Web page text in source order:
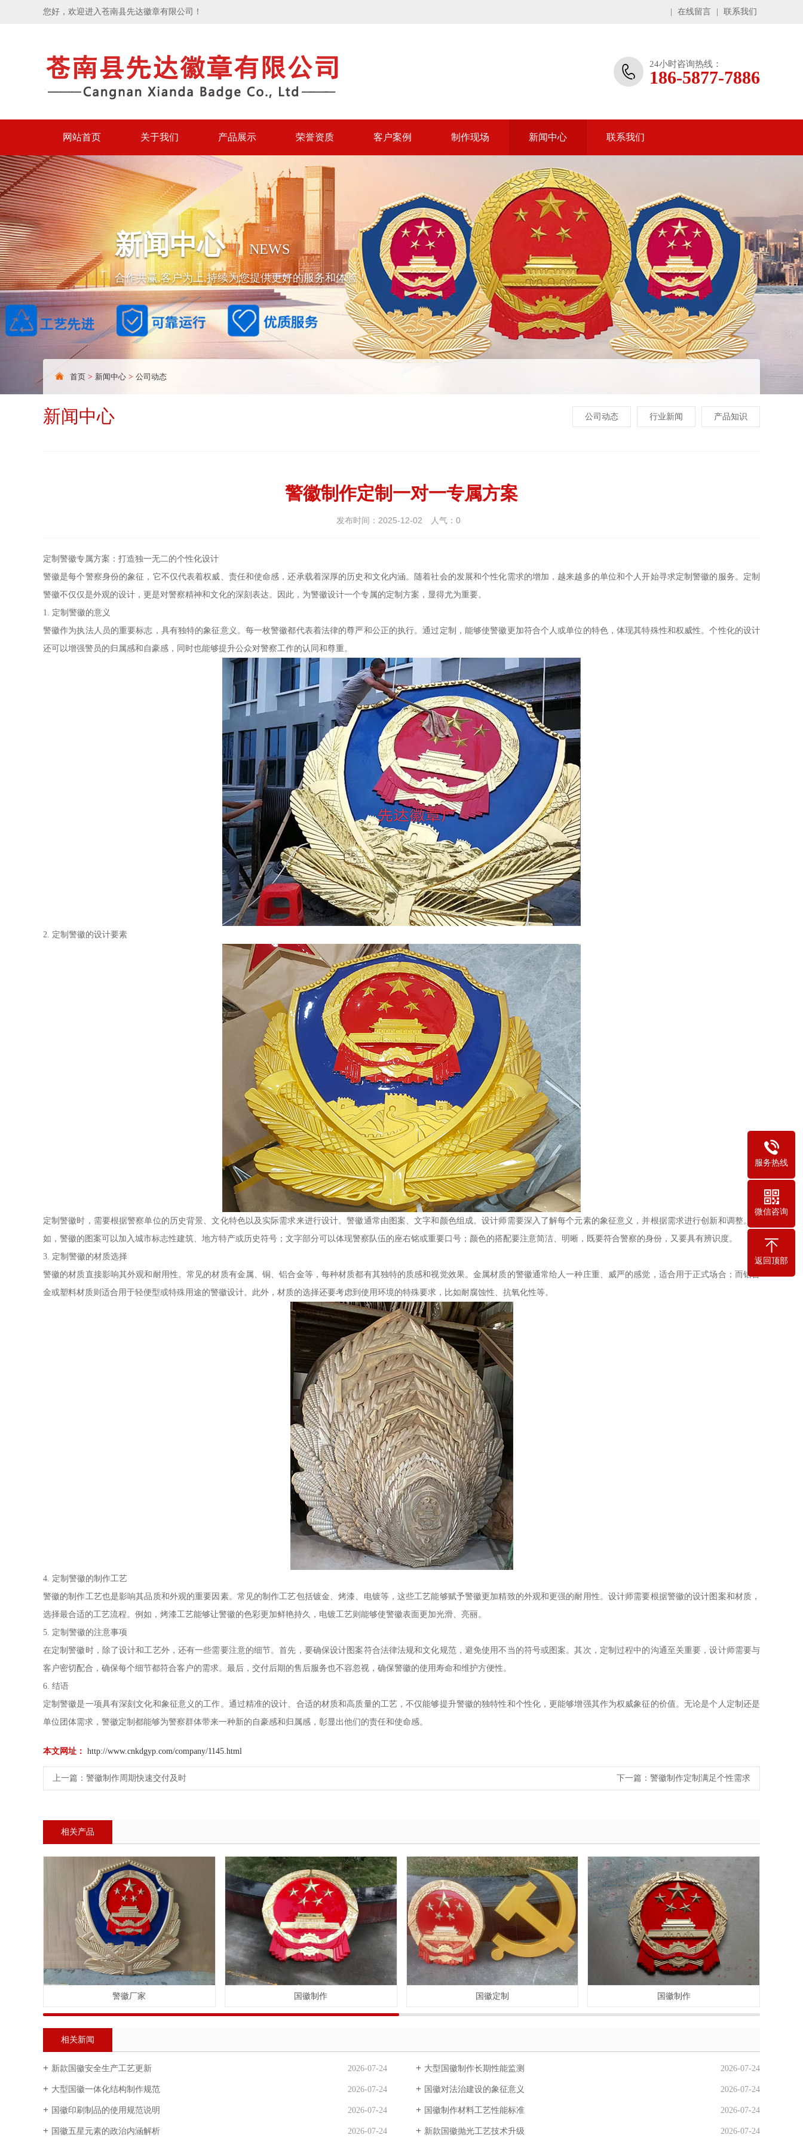
您好，欢迎进入苍南县先达徽章有限公司！ 在线留言 联系我们
24小时咨询热线：
186-5877-7886
网站首页 关于我们 产品展示 荣誉资质 客户案例 制作现场 新闻中心 联系我们
新闻中心 NEWS
合作共赢,客户为上,持续为您提供更好的服务和体验！
首页 > 新闻中心 > 公司动态
新闻中心 公司动态 行业新闻 产品知识
警徽制作定制一对一专属方案
发布时间：2025-12-02 人气： 0
定制警徽专属方案：打造独一无二的个性化设计
警徽是每个警察身份的象征，它不仅代表着权威、责任和使命感，还承载着深厚的历史和文化内涵。随着社会的发展和个性化需求的增加，越来越多的单位和个人开始寻求定制警徽的服务。定制
警徽不仅仅是外观的设计，更是对警察精神和文化的深刻表达。因此，为警徽设计一个专属的定制方案，显得尤为重要。
1. 定制警徽的意义
警徽作为执法人员的重要标志，具有独特的象征意义。每一枚警徽都代表着法律的尊严和公正的执行。通过定制，能够使警徽更加符合个人或单位的特色，体现其特殊性和权威性。个性化的设计
还可以增强警员的归属感和自豪感，同时也能够提升公众对警察工作的认同和尊重。
2. 定制警徽的设计要素
定制警徽时，需要根据警察单位的历史背景、文化特色以及实际需求来进行设计。警徽通常由图案、文字和颜色组成。设计师需要深入了解每个元素的象征意义，并根据需求进行创新和调整。例
如，警徽的图案可以加入城市标志性建筑、地方特产或历史符号；文字部分可以体现警察队伍的座右铭或重要口号；颜色的搭配要注意简洁、明晰，既要符合警察的身份，又要具有辨识度。
3. 定制警徽的材质选择
警徽的材质直接影响其外观和耐用性。常见的材质有金属、铜、铝合金等，每种材质都有其独特的质感和视觉效果。金属材质的警徽通常给人一种庄重、威严的感觉，适合用于正式场合；而铝合
金或塑料材质则适合用于轻便型或特殊用途的警徽设计。此外，材质的选择还要考虑到使用环境的特殊要求，比如耐腐蚀性、抗氧化性等。
4. 定制警徽的制作工艺
警徽的制作工艺也是影响其品质和外观的重要因素。常见的制作工艺包括镀金、烤漆、电镀等，这些工艺能够赋予警徽更加精致的外观和更强的耐用性。设计师需要根据警徽的设计图案和材质，
选择最合适的工艺流程。例如，烤漆工艺能够让警徽的色彩更加鲜艳持久，电镀工艺则能够使警徽表面更加光滑、亮丽。
5. 定制警徽的注意事项
在定制警徽时，除了设计和工艺外，还有一些需要注意的细节。首先，要确保设计图案符合法律法规和文化规范，避免使用不当的符号或图案。其次，定制过程中的沟通至关重要，设计师需要与
客户密切配合，确保每个细节都符合客户的需求。最后，交付后期的售后服务也不容忽视，确保警徽的使用寿命和维护方便性。
6. 结语
定制警徽是一项具有深刻文化和象征意义的工作。通过精准的设计、合适的材质和高质量的工艺，不仅能够提升警徽的独特性和个性化，更能够增强其作为权威象征的价值。无论是个人定制还是
单位团体需求，警徽定制都能够为警察群体带来一种新的自豪感和归属感，彰显出他们的责任和使命感。
本文网址： http://www.cnkdgyp.com/company/1145.html
上一篇： 警徽制作周期快速交付及时 下一篇： 警徽制作定制满足个性需求
相关产品
警徽厂家 国徽制作 国徽定制 国徽制作
相关新闻
新款国徽安全生产工艺更新 2026-07-24 大型国徽制作长期性能监测 2026-07-24
大型国徽一体化结构制作规范 2026-07-24 国徽对法治建设的象征意义 2026-07-24
国徽印刷制品的使用规范说明 2026-07-24 国徽制作材料工艺性能标准 2026-07-24
国徽五星元素的政治内涵解析 2026-07-24 新款国徽抛光工艺技术升级 2026-07-24
服务热线
微信咨询
返回顶部